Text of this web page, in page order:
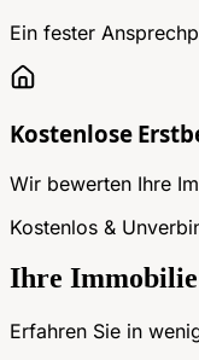
Ein fester
Kostenlose
Wir bewerten Ihre
Kostenlos &
Ihre Immobilie
Erfahren Sie in